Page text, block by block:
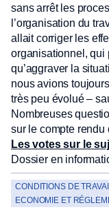
sans arrêt les
l’organisation du
allait corriger les
organisationnel, qui
qu’aggraver la
nous avions
très peu évolué –
Nombreuses
sur le compte rendu
Les votes sur le
Dossier en
CONDITIONS DE
ECONOMIE ET